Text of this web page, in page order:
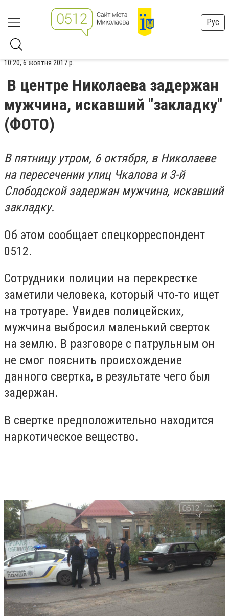
Рус
10:20, 6 жовтня 2017 р.
В центре Николаева задержан
мужчина, искавший "закладку"
(ФОТО)
В пятницу утром, 6 октября, в Николаеве
на пересечении улиц Чкалова и 3-й
Слободской задержан мужчина, искавший
закладку.
Об этом сообщает спецкорреспондент
0512.
Сотрудники полиции на перекрестке
заметили человека, который что-то ищет
на тротуаре. Увидев полицейских,
мужчина выбросил маленький сверток
на землю. В разговоре с патрульным он
не смог пояснить происхождение
данного свертка, в результате чего был
задержан.
В свертке предположительно находится
наркотическое вещество.